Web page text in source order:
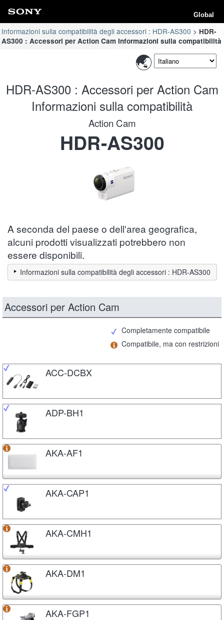
Global
Informazioni sulla compatibilità degli accessori : HDR-AS300
HDR-
AS300 : Accessori per Action Cam Informazioni sulla compatibilità
HDR-AS300 : Accessori per Action Cam
Informazioni sulla compatibilità
Action Cam
HDR-AS300
A seconda del paese o dell'area geografica,
alcuni prodotti visualizzati potrebbero non
essere disponibili.
Informazioni sulla compatibilità degli accessori : HDR-AS300
Accessori per Action Cam
Completamente compatibile
Compatibile, ma con restrizioni
ACC-DCBX
ADP-BH1
AKA-AF1
AKA-CAP1
AKA-CMH1
AKA-DM1
AKA-FGP1